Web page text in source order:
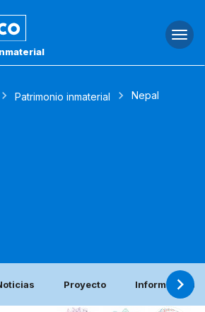
Patrimonio inmaterial Nepal
Proyecto Informe